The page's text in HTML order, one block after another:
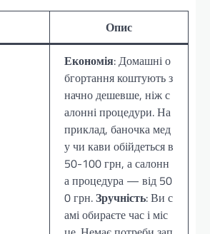
Опис
Економія: Домашні о
бгортання коштують з
начно дешевше, ніж с
алонні процедури. На
приклад, баночка мед
у чи кави обійдеться в
50-100 грн, а салонн
а процедура — від 50
0 грн.Зручність: Ви с
амі обираєте час і міс